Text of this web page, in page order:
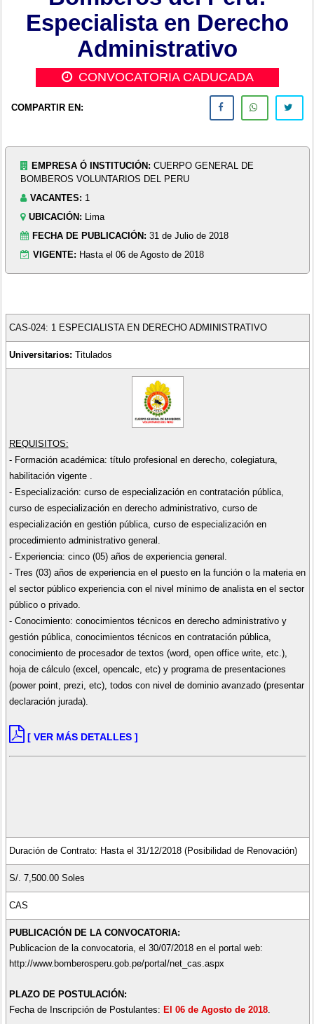
Especialista en Derecho
Administrativo
CONVOCATORIA CADUCADA
COMPARTIR EN:
EMPRESA Ó INSTITUCIÓN: CUERPO GENERAL DE
BOMBEROS VOLUNTARIOS DEL PERU
VACANTES: 1
UBICACIÓN: Lima
FECHA DE PUBLICACIÓN: 31 de Julio de 2018
VIGENTE: Hasta el 06 de Agosto de 2018
CAS-024: 1 ESPECIALISTA EN DERECHO ADMINISTRATIVO
Universitarios: Titulados
REQUISITOS:
- Formación académica: título profesional en derecho, colegiatura,
habilitación vigente .
- Especialización: curso de especialización en contratación pública,
curso de especialización en derecho administrativo, curso de
especialización en gestión pública, curso de especialización en
procedimiento administrativo general.
- Experiencia: cinco (05) años de experiencia general.
- Tres (03) años de experiencia en el puesto en la función o la materia en
el sector público experiencia con el nivel mínimo de analista en el sector
público o privado.
- Conocimiento: conocimientos técnicos en derecho administrativo y
gestión pública, conocimientos técnicos en contratación pública,
conocimiento de procesador de textos (word, open office write, etc.),
hoja de cálculo (excel, opencalc, etc) y programa de presentaciones
(power point, prezi, etc), todos con nivel de dominio avanzado (presentar
declaración jurada).
[ VER MÁS DETALLES ]
Duración de Contrato: Hasta el 31/12/2018 (Posibilidad de Renovación)
S/. 7,500.00 Soles
CAS
PUBLICACIÓN DE LA CONVOCATORIA:
Publicacion de la convocatoria, el 30/07/2018 en el portal web:
http://www.bomberosperu.gob.pe/portal/net_cas.aspx
PLAZO DE POSTULACIÓN:
Fecha de Inscripción de Postulantes: El 06 de Agosto de 2018.